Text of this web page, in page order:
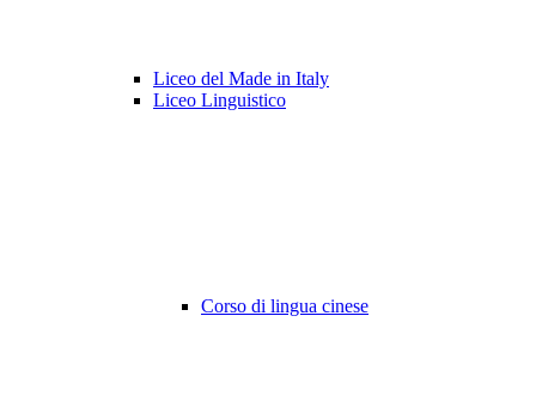
Liceo del Made in Italy
Liceo Linguistico
Corso di lingua cinese